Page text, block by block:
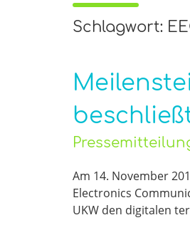
Schlagwort:
Am 14. November
Electronics
UKW den digitalen